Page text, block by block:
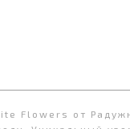
Flowers от